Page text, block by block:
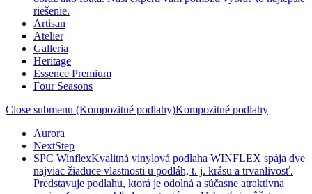
riešenie.
Artisan
Atelier
Galleria
Heritage
Essence Premium
Four Seasons
Close submenu (Kompozitné podlahy)Kompozitné podlahy
Aurora
NextStep
SPC WinflexKvalitná vinylová podlaha WINFLEX spája dve
najviac žiaduce vlastnosti u podláh, t. j. krásu a trvanlivosť.
Predstavuje podlahu, ktorá je odolná a súčasne atraktívna